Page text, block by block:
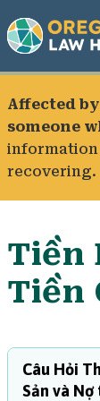
Affected
someone
recovering.
Tiền
Tiền
Câu Hỏi
Sản và Nợ